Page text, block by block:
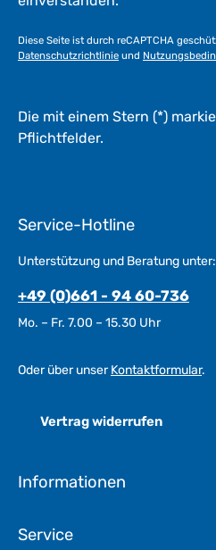
Diese Seite ist durch reCAPTCHA
Datenschutzrichtlinie und
Die mit einem Stern (*)
Pflichtfelder.
Service-Hotline
Unterstützung und Beratung unter:
+49 (0)661 - 94 60-736
Mo. – Fr. 7.00 – 15.30 Uhr
Oder über unserKontaktformular.
Vertrag widerrufen
Informationen
Service